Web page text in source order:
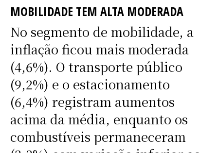
MOBILIDADE TEM ALTA MODERADA
No segmento de mobilidade, a
inflação ficou mais moderada
(4,6%). O transporte público
(9,2%) e o estacionamento
(6,4%) registram aumentos
acima da média, enquanto os
combustíveis permaneceram